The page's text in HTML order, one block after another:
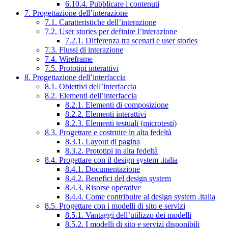
6.10.4. Pubblicare i contenuti
7. Progettazione dell’interazione
7.1. Caratteristiche dell’interazione
7.2. User stories per definire l’interazione
7.2.1. Differenza tra scenari e user stories
7.3. Flussi di interazione
7.4. Wireframe
7.5. Prototipi interattivi
8. Progettazione dell’interfaccia
8.1. Obiettivi dell’interfaccia
8.2. Elementi dell’interfaccia
8.2.1. Elementi di composizione
8.2.2. Elementi interattivi
8.2.3. Elementi testuali (microtesti)
8.3. Progettare e costruire in alta fedeltà
8.3.1. Layout di pagina
8.3.2. Prototipi in alta fedeltà
8.4. Progettare con il design system .italia
8.4.1. Documentazione
8.4.2. Benefici del design system
8.4.3. Risorse operative
8.4.4. Come contribuire al design system .italia
8.5. Progettare con i modelli di sito e servizi
8.5.1. Vantaggi dell’utilizzo dei modelli
8.5.2. I modelli di sito e servizi disponibili